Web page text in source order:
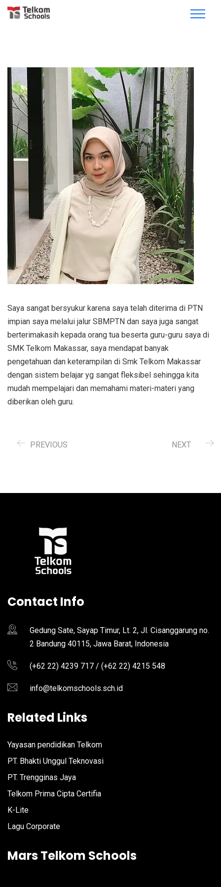
Saya sangat bersyukur karena saya telah diterima di PTN
impian saya melalui jalur SBMPTN dan saya juga sangat
berterimakasih kepada orang tua beserta guru-guru saya di
SMK Telkom Makassar, saya mendapat banyak
pengetahuan dan keterampilan di Smk Telkom Makassar
dengan sistem belajar yg sangat fleksibel sehingga kita
mudah mempelajari dan memahami materi-materi yang
diberikan oleh guru.
PREVIOUS NEXT
Contact Info
Gedung Sate, Sayap Timur, Lt. 2, Jl. Cisanggarung no.
2 Bandung 40115, Jawa Barat, Indonesia
(+62 22) 4239 717 / (+62 22) 4215 548
info@telkomschools.sch.id
Related Links
Yayasan pendidikan Telkom
PT. Bhakti Unggul Teknovasi
PT. Trengginas Jaya
Telkom Prima Cipta Certifia
K-Lite
Lagu Corporate
Mars Telkom Schools